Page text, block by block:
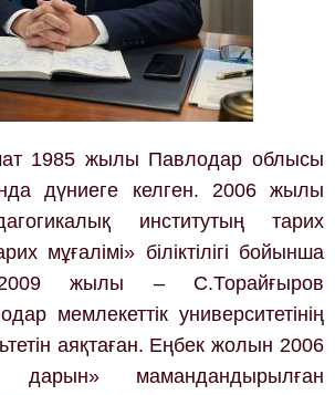
1985 жылы Павлодар облысы
дүниеге келген. 2006 жылы
институтың тарих
мұғалімі» біліктілігі бойынша
2009 жылы – С.Торайғыров
мемлекеттік университетінің
аяқтаған. Еңбек жолын 2006
мамандандырылған